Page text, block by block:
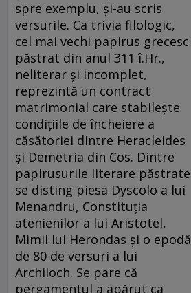
spre exemplu, şi-au scris
versurile. Ca trivia filologic,
cel mai vechi papirus grecesc
păstrat din anul 311 î.Hr.,
neliterar şi incomplet,
reprezintă un contract
matrimonial care stabileşte
condiţiile de încheiere a
căsătoriei dintre Heracleides
şi Demetria din Cos. Dintre
papirusurile literare păstrate
se disting piesa Dyscolo a lui
Menandru, Constituţia
atenienilor a lui Aristotel,
Mimii lui Herondas şi o epodă
de 80 de versuri a lui
Archiloch. Se pare că
pergamentul a apărut ca